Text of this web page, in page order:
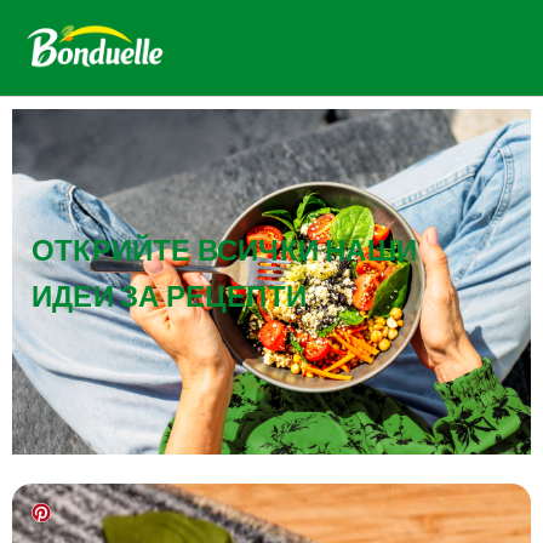
ОТКРИЙТЕ ВСИЧКИ НАШИ
ИДЕИ ЗА РЕЦЕПТИ